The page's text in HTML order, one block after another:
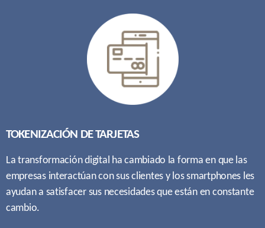
TOKENIZACIÓN DE TARJETAS
La transformación digital ha cambiado la forma en que las
empresas interactúan con sus clientes y los smartphones les
ayudan a satisfacer sus necesidades que están en constante
cambio.